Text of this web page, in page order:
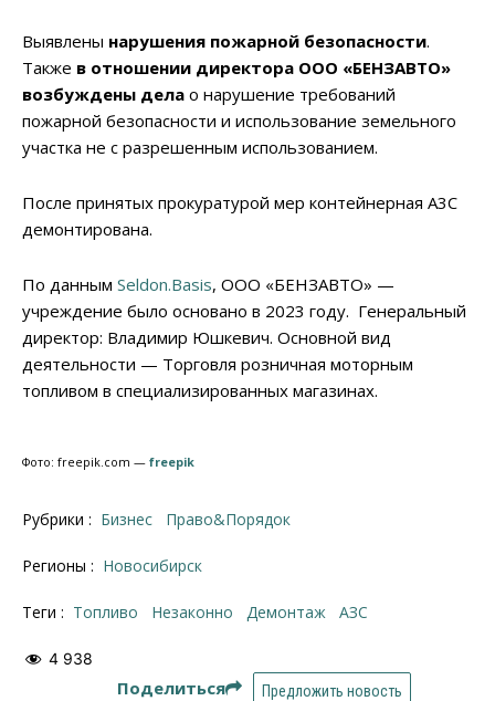
Выявлены нарушения пожарной безопасности.
Также в отношении директора ООО «БЕНЗАВТО»
возбуждены дела о нарушение требований
пожарной безопасности и использование земельного
участка не с разрешенным использованием.
После принятых прокуратурой мер контейнерная А3С
демонтирована.
По данным Seldon.Basis, ООО «БЕНЗАВТО» —
учреждение было основано в 2023 году. Генеральный
директор: Владимир Юшкевич. Основной вид
деятельности — Торговля розничная моторным
топливом в специализированных магазинах.
Фото: freepik.com — freepik
Рубрики : Бизнес Право&Порядок
Регионы : Новосибирск
Теги : топливо незаконно демонтаж АЗС
4 938
Поделиться Предложить новость